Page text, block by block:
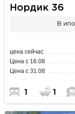
Нордик 36
В
цена сейчас
Цена с 16.08
Цена с 31.08
1 1